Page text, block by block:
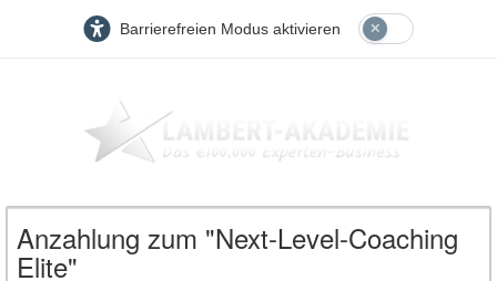
Barrierefreien Modus aktivieren
Anzahlung zum "Next-Level-Coaching
Elite"